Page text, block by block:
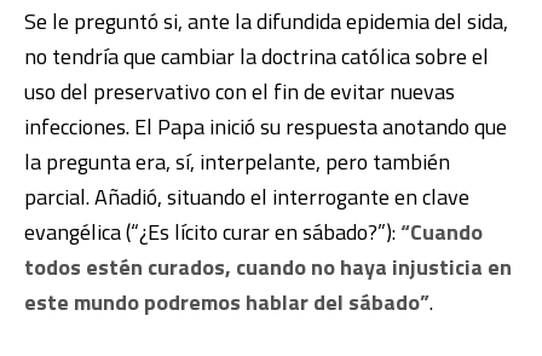
Se le preguntó si, ante la difundida epidemia del sida,
no tendría que cambiar la doctrina católica sobre el
uso del preservativo con el fin de evitar nuevas
infecciones. El Papa inició su respuesta anotando que
la pregunta era, sí, interpelante, pero también
parcial. Añadió, situando el interrogante en clave
evangélica (“¿Es lícito curar en sábado?”):“Cuando
todos estén curados, cuando no haya injusticia en
este mundo podremos hablar del sábado”.